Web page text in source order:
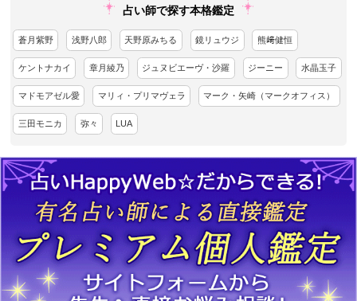
占い師で探す本格鑑定
蒼月紫野 浅野八郎 天野原みちる 鏡リュウジ 熊﨑健恒
ケントナカイ 章月綾乃 ジュヌビエーヴ・沙羅 ジーニー 水晶玉子
マドモアゼル愛 マリィ・プリマヴェラ マーク・矢崎（マークオフィス）
三田モニカ 弥々 LUA